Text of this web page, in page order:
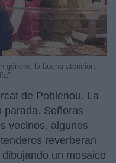
género, la buena atención,
de Poblenou. La
parada. Señoras
vecinos, algunos
reverberan
un mosaico